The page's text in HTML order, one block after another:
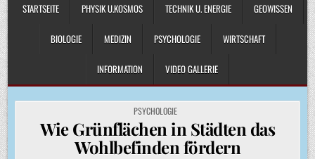
STARTSEITE
PHYSIK U.KOSMOS TECHNIK U. ENERGIE GEOWISSEN
BIOLOGIE MEDIZIN PSYCHOLOGIE WIRTSCHAFT
INFORMATION VIDEO GALLERIE
POSTED
IN
PSYCHOLOGIE
Wie Grünflächen in Städten das
Wohlbefinden fördern